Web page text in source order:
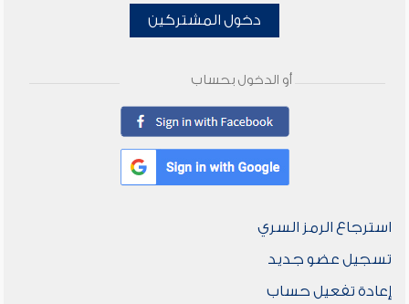
دخول المشتركين
أو الدخول بحساب
استرجاع الرمز السري
تسجيل عضو جديد
إعادة تفعيل حساب